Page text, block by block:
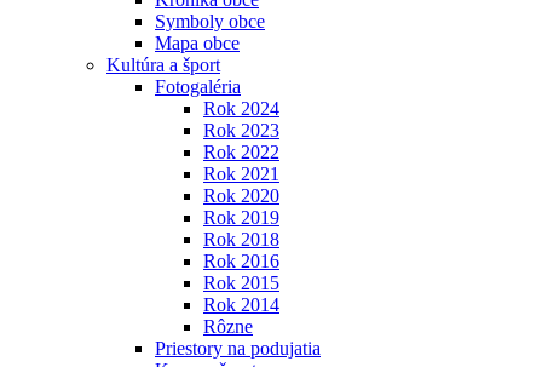
Symboly obce
Mapa obce
Kultúra a šport
Fotogaléria
Rok 2024
Rok 2023
Rok 2022
Rok 2021
Rok 2020
Rok 2019
Rok 2018
Rok 2016
Rok 2015
Rok 2014
Rôzne
Priestory na podujatia